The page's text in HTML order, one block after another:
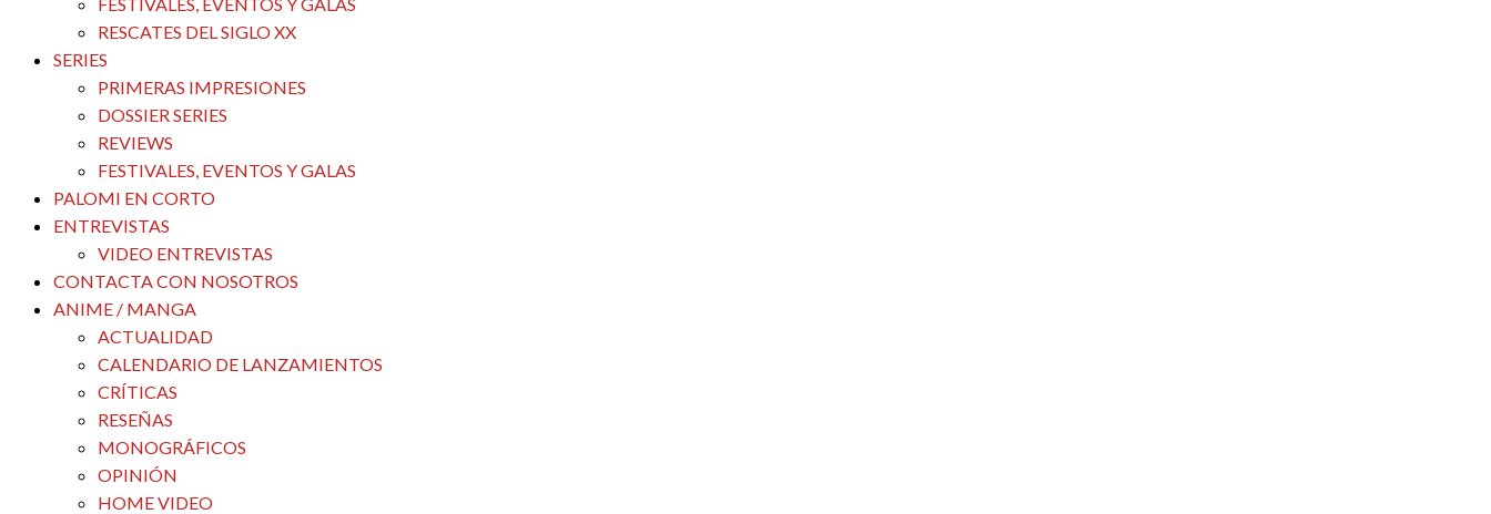
RESCATES DEL SIGLO XX
SERIES
PRIMERAS IMPRESIONES
DOSSIER SERIES
REVIEWS
FESTIVALES, EVENTOS Y GALAS
PALOMI EN CORTO
ENTREVISTAS
VIDEO ENTREVISTAS
CONTACTA CON NOSOTROS
ANIME / MANGA
ACTUALIDAD
CALENDARIO DE LANZAMIENTOS
CRÍTICAS
RESEÑAS
MONOGRÁFICOS
OPINIÓN
HOME VIDEO